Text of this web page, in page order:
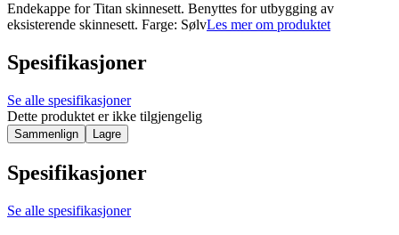
Endekappe for Titan skinnesett. Benyttes for utbygging av
eksisterende skinnesett. Farge: SølvLes mer om produktet
Spesifikasjoner
Se alle spesifikasjoner
Dette produktet er ikke tilgjengelig
Sammenlign Lagre
Spesifikasjoner
Se alle spesifikasjoner